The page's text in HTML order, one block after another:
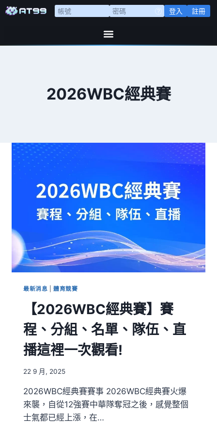
登入 註冊
2026WBC經典賽
最新消息 |體育競賽
【2026WBC經典賽】賽
程、分組、名單、隊伍、直
播這裡一次觀看!
22 9 月, 2025
2026WBC經典賽賽事 2026WBC經典賽火爆
來襲，自從12強賽中華隊奪冠之後，感覺整個
士氣都已經上漲，在…